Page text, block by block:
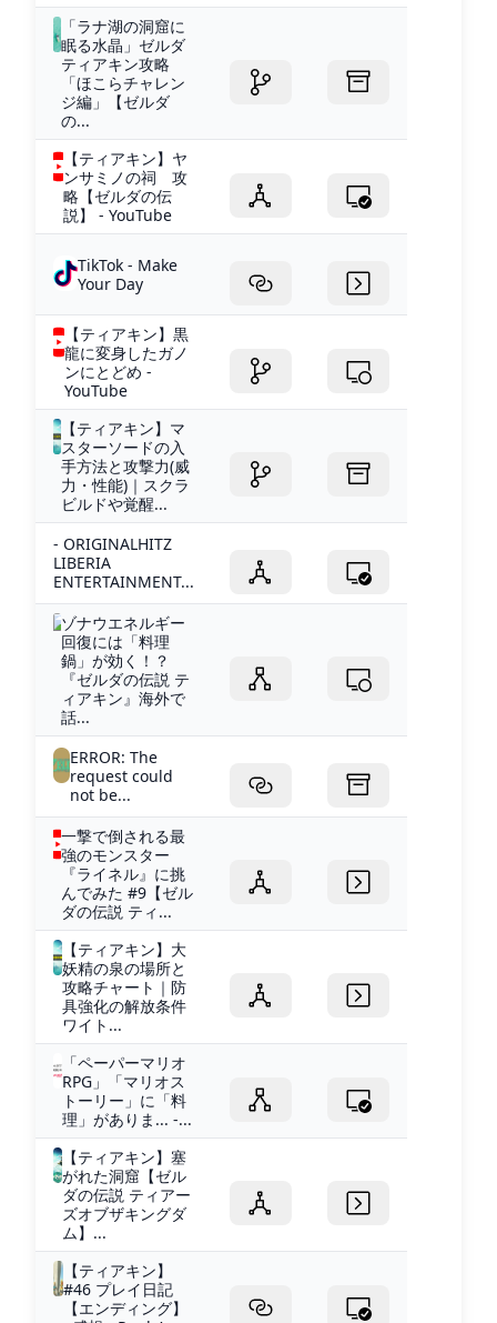
「ラナ湖の洞窟に
眠る水晶」ゼルダ
ティアキン攻略
「ほこらチャレン
ジ編」【ゼルダ
の...
【ティアキン】ヤ
ンサミノの祠 攻
略【ゼルダの伝
説】 - YouTube
TikTok - Make
Your Day
【ティアキン】黒
龍に変身したガノ
ンにとどめ -
YouTube
【ティアキン】マ
スターソードの入
手方法と攻撃力(威
力・性能)｜スクラ
ビルドや覚醒...
- ORIGINALHITZ
LIBERIA
ENTERTAINMENT...
ゾナウエネルギー
回復には「料理
鍋」が効く！？
『ゼルダの伝説 テ
ィアキン』海外で
話...
ERROR: The
request could
not be...
一撃で倒される最
強のモンスター
『ライネル』に挑
んでみた #9【ゼル
ダの伝説 ティ...
【ティアキン】大
妖精の泉の場所と
攻略チャート｜防
具強化の解放条件
ワイト...
「ペーパーマリオ
RPG」「マリオス
トーリー」に「料
理」がありま... -...
【ティアキン】塞
がれた洞窟【ゼル
ダの伝説 ティアー
ズオブザキングダ
ム】...
【ティアキン】
#46 プレイ日記
【エンディング】